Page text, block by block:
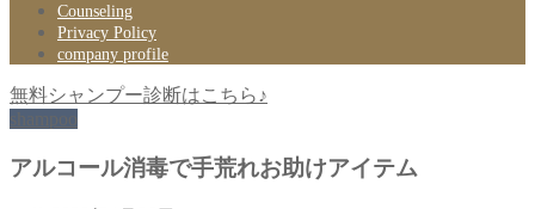
Counseling
Privacy Policy
company profile
無料シャンプー診断はこちら♪
アルコール消毒で手荒れお助けアイテム